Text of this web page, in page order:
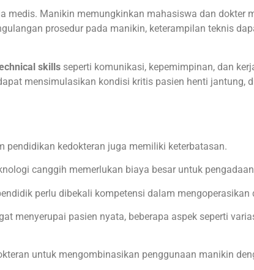
medis. Manikin memungkinkan mahasiswa dan dokter
prosedur pada manikin, keterampilan teknis
skills seperti komunikasi, kepemimpinan, dan
mensimulasikan kondisi kritis pasien henti jantung,
kedokteran juga memiliki keterbatasan.
canggih memerlukan biaya besar untuk
perlu dibekali kompetensi dalam
menyerupai pasien nyata, beberapa aspek seperti
untuk mengombinasikan penggunaan manikin